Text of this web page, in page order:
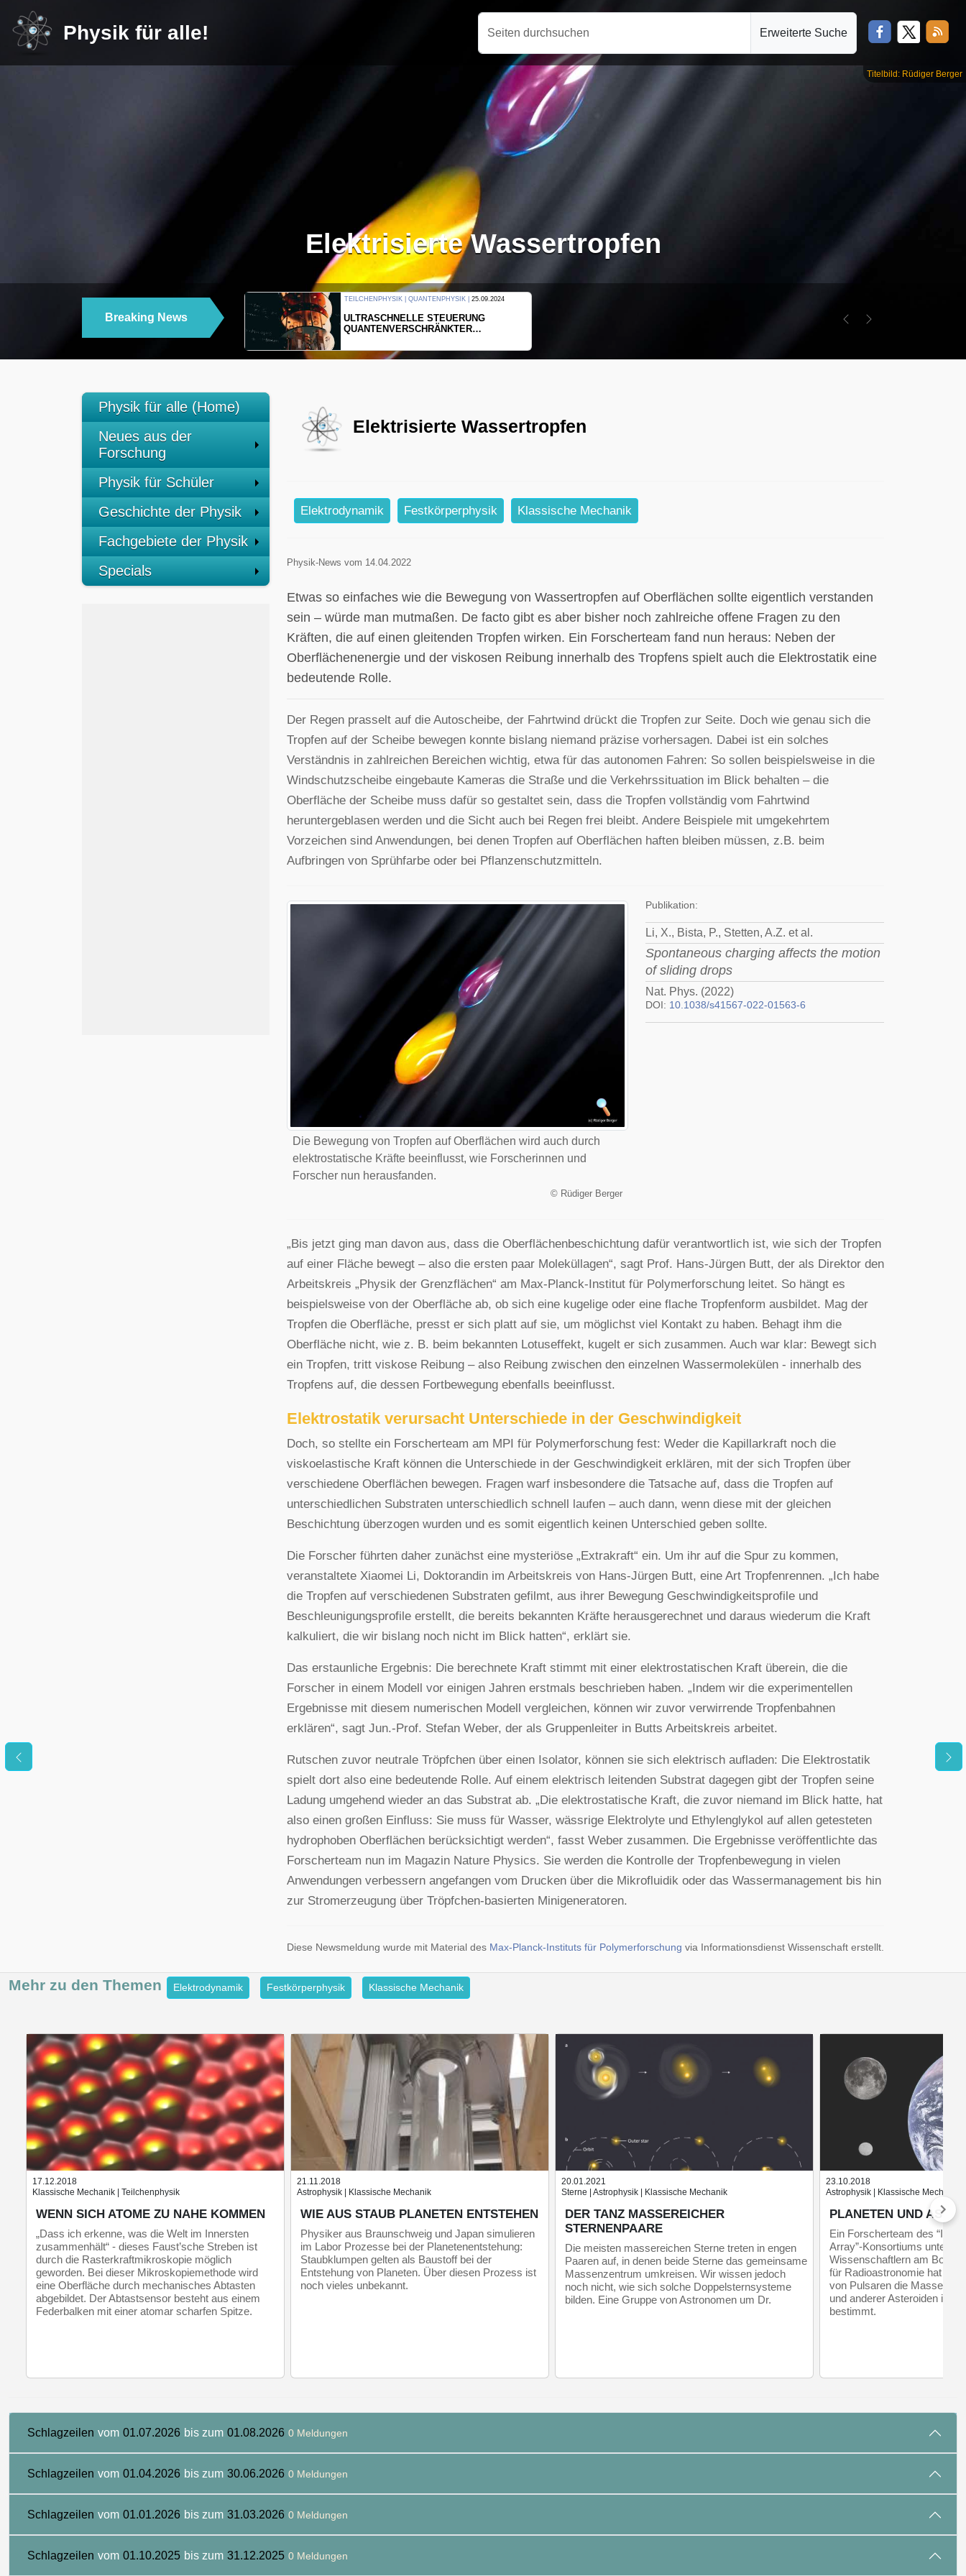
Physik für alle! Seiten durchsuchen Erweiterte Suche
Titelbild: Rüdiger Berger
Elektrisierte Wassertropfen
Breaking News
THERMODYNAMIK | WELLENLEHRE |23.09.2024
FORSCHER ERZEUGEN
EINDIMENSIONALES GAS AUS LICHT
Previous
Next
Physik für alle (Home)
Neues aus der
Forschung
Physik für Schüler
Geschichte der Physik
Fachgebiete der Physik
Specials
Elektrisierte Wassertropfen
Elektrodynamik Festkörperphysik Klassische Mechanik
Physik-News vom 14.04.2022
Etwas so einfaches wie die Bewegung von Wassertropfen auf Oberflächen sollte eigentlich verstanden
sein – würde man mutmaßen. De facto gibt es aber bisher noch zahlreiche offene Fragen zu den
Kräften, die auf einen gleitenden Tropfen wirken. Ein Forscherteam fand nun heraus: Neben der
Oberflächenenergie und der viskosen Reibung innerhalb des Tropfens spielt auch die Elektrostatik eine
bedeutende Rolle.
Der Regen prasselt auf die Autoscheibe, der Fahrtwind drückt die Tropfen zur Seite. Doch wie genau sich die
Tropfen auf der Scheibe bewegen konnte bislang niemand präzise vorhersagen. Dabei ist ein solches
Verständnis in zahlreichen Bereichen wichtig, etwa für das autonomen Fahren: So sollen beispielsweise in die
Windschutzscheibe eingebaute Kameras die Straße und die Verkehrssituation im Blick behalten – die
Oberfläche der Scheibe muss dafür so gestaltet sein, dass die Tropfen vollständig vom Fahrtwind
heruntergeblasen werden und die Sicht auch bei Regen frei bleibt. Andere Beispiele mit umgekehrtem
Vorzeichen sind Anwendungen, bei denen Tropfen auf Oberflächen haften bleiben müssen, z.B. beim
Aufbringen von Sprühfarbe oder bei Pflanzenschutzmitteln.
Die Bewegung von Tropfen auf Oberflächen wird auch durch
elektrostatische Kräfte beeinflusst, wie Forscherinnen und
Forscher nun herausfanden.
©Rüdiger Berger
Publikation:
Li, X., Bista, P., Stetten, A.Z. et al.
Spontaneous charging affects the motion
of sliding drops
Nat. Phys. (2022)
DOI: 10.1038/s41567-022-01563-6
„Bis jetzt ging man davon aus, dass die Oberflächenbeschichtung dafür verantwortlich ist, wie sich der Tropfen
auf einer Fläche bewegt – also die ersten paar Moleküllagen“, sagt Prof. Hans-Jürgen Butt, der als Direktor den
Arbeitskreis „Physik der Grenzflächen“ am Max-Planck-Institut für Polymerforschung leitet. So hängt es
beispielsweise von der Oberfläche ab, ob sich eine kugelige oder eine flache Tropfenform ausbildet. Mag der
Tropfen die Oberfläche, presst er sich platt auf sie, um möglichst viel Kontakt zu haben. Behagt ihm die
Oberfläche nicht, wie z. B. beim bekannten Lotuseffekt, kugelt er sich zusammen. Auch war klar: Bewegt sich
ein Tropfen, tritt viskose Reibung – also Reibung zwischen den einzelnen Wassermolekülen - innerhalb des
Tropfens auf, die dessen Fortbewegung ebenfalls beeinflusst.
Elektrostatik verursacht Unterschiede in der Geschwindigkeit
Doch, so stellte ein Forscherteam am MPI für Polymerforschung fest: Weder die Kapillarkraft noch die
viskoelastische Kraft können die Unterschiede in der Geschwindigkeit erklären, mit der sich Tropfen über
verschiedene Oberflächen bewegen. Fragen warf insbesondere die Tatsache auf, dass die Tropfen auf
unterschiedlichen Substraten unterschiedlich schnell laufen – auch dann, wenn diese mit der gleichen
Beschichtung überzogen wurden und es somit eigentlich keinen Unterschied geben sollte.
Die Forscher führten daher zunächst eine mysteriöse „Extrakraft“ ein. Um ihr auf die Spur zu kommen,
veranstaltete Xiaomei Li, Doktorandin im Arbeitskreis von Hans-Jürgen Butt, eine Art Tropfenrennen. „Ich habe
die Tropfen auf verschiedenen Substraten gefilmt, aus ihrer Bewegung Geschwindigkeitsprofile und
Beschleunigungsprofile erstellt, die bereits bekannten Kräfte herausgerechnet und daraus wiederum die Kraft
kalkuliert, die wir bislang noch nicht im Blick hatten“, erklärt sie.
Das erstaunliche Ergebnis: Die berechnete Kraft stimmt mit einer elektrostatischen Kraft überein, die die
Forscher in einem Modell vor einigen Jahren erstmals beschrieben haben. „Indem wir die experimentellen
Ergebnisse mit diesem numerischen Modell vergleichen, können wir zuvor verwirrende Tropfenbahnen
erklären“, sagt Jun.-Prof. Stefan Weber, der als Gruppenleiter in Butts Arbeitskreis arbeitet.
Rutschen zuvor neutrale Tröpfchen über einen Isolator, können sie sich elektrisch aufladen: Die Elektrostatik
spielt dort also eine bedeutende Rolle. Auf einem elektrisch leitenden Substrat dagegen gibt der Tropfen seine
Ladung umgehend wieder an das Substrat ab. „Die elektrostatische Kraft, die zuvor niemand im Blick hatte, hat
also einen großen Einfluss: Sie muss für Wasser, wässrige Elektrolyte und Ethylenglykol auf allen getesteten
hydrophoben Oberflächen berücksichtigt werden“, fasst Weber zusammen. Die Ergebnisse veröffentlichte das
Forscherteam nun im Magazin Nature Physics. Sie werden die Kontrolle der Tropfenbewegung in vielen
Anwendungen verbessern angefangen vom Drucken über die Mikrofluidik oder das Wassermanagement bis hin
zur Stromerzeugung über Tröpfchen-basierten Minigeneratoren.
Diese Newsmeldung wurde mit Material des Max-Planck-Instituts für Polymerforschung via Informationsdienst Wissenschaft erstellt.
Mehr zu den Themen Elektrodynamik Festkörperphysik Klassische Mechanik
17.12.2018
Klassische Mechanik | Teilchenphysik
WENN SICH ATOME ZU NAHE KOMMEN
„Dass ich erkenne, was die Welt im Innersten
zusammenhält“ - dieses Faust’sche Streben ist
durch die Rasterkraftmikroskopie möglich
geworden. Bei dieser Mikroskopiemethode wird
eine Oberfläche durch mechanisches Abtasten
abgebildet. Der Abtastsensor besteht aus einem
Federbalken mit einer atomar scharfen Spitze.
21.11.2018
Astrophysik | Klassische Mechanik
WIE AUS STAUB PLANETEN ENTSTEHEN
Physiker aus Braunschweig und Japan simulieren
im Labor Prozesse bei der Planetenentstehung:
Staubklumpen gelten als Baustoff bei der
Entstehung von Planeten. Über diesen Prozess ist
noch vieles unbekannt.
20.01.2021
Sterne | Astrophysik | Klassische Mechanik
DER TANZ MASSEREICHER
STERNENPAARE
Die meisten massereichen Sterne treten in engen
Paaren auf, in denen beide Sterne das gemeinsame
Massenzentrum umkreisen. Wir wissen jedoch
noch nicht, wie sich solche Doppelsternsysteme
bilden. Eine Gruppe von Astronomen um Dr.
23.10.2018
Astrophysik | Klassische Mechanik
PLANETEN UND
Ein Forscherteam des
Array”-Konsortiums unter
Wissenschaftlern am
für Radioastronomie hat
von Pulsaren die Massen
und anderer Asteroiden im
bestimmt.
Schlagzeilen vom 01.07.2026 bis zum 01.08.2026 0 Meldungen
Schlagzeilen vom 01.04.2026 bis zum 30.06.2026 0 Meldungen
Schlagzeilen vom 01.01.2026 bis zum 31.03.2026 0 Meldungen
Schlagzeilen vom 01.10.2025 bis zum 31.12.2025 0 Meldungen